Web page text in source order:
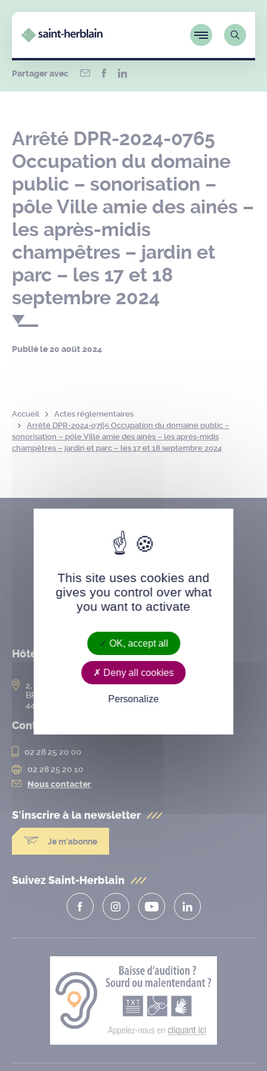
Partager avec
Arrêté DPR-2024-0765
Occupation du domaine
public – sonorisation –
pôle Ville amie des ainés –
les après-midis
champêtres – jardin et
parc – les 17 et 18
septembre 2024
Publié le20 août 2024
Accueil
Actes réglementaires
Arrêté DPR-2024-0765 Occupation du domaine public –
sonorisation – pôle Ville amie des ainés – les après-midis
champêtres – jardin et parc – les 17 et 18 septembre 2024
Hôtel de ville
2, rue de l’Hôtel-de-Ville
BP 50167
44802 Saint-Herblain cedex
Contact
02 28 25 20 00
02 28 25 20 10
Nous contacter
S'inscrire à la newsletter
Je m'abonne
Suivez Saint-Herblain
This site uses cookies and
gives you control over what
you want to activate
OK, accept all
Deny all cookies
Personalize